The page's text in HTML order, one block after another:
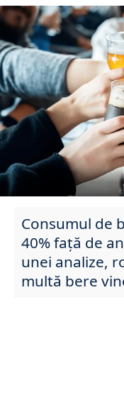
Consumul de
40% față de
unei analize,
multă bere